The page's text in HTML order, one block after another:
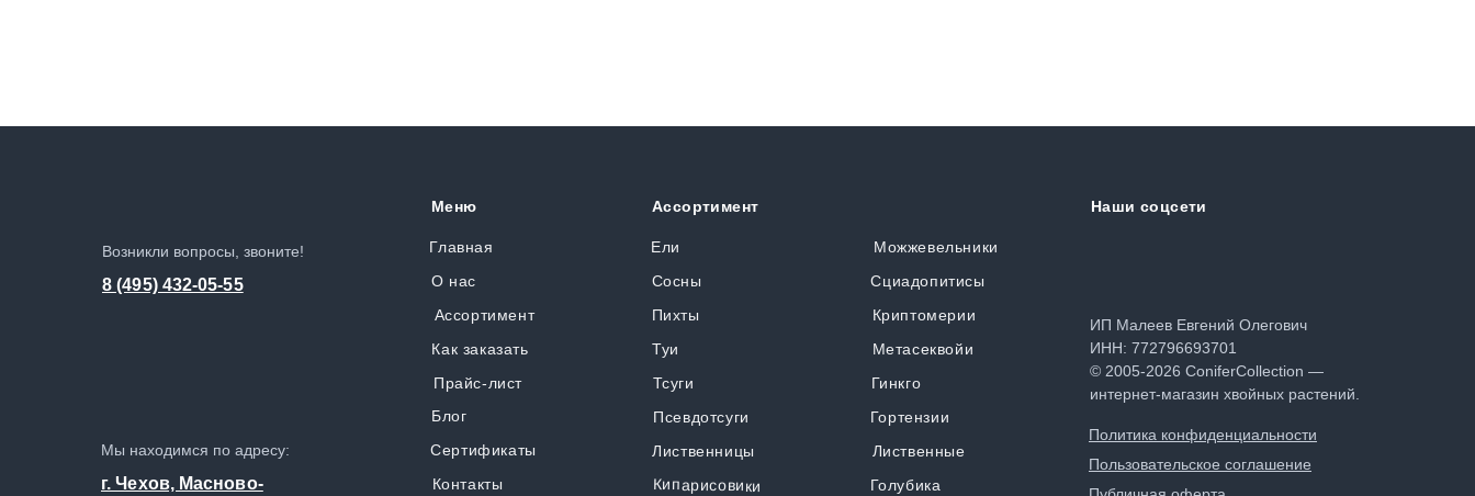
Возникли вопросы, звоните!
8 (495) 432-05-55
Мы находимся по адресу:
г. Чехов, Масново-
Главная
Меню
О нас
Ассортимент
Как заказать
Прайс-лист
Контакты
Ели
Ассортимент
Сосны
Пихты
Туи
Тсуги
Псевдотсуги
Лиственницы
Кипарисовики
Можжевельники
Сциадопитисы
Криптомерии
Метасеквойи
Гинкго
Гортензии
Лиственные
Наши соцсети
ИП Малеев Евгений Олегович
ИНН: 772796693701
© 2005-2026 ConiferCollection —
интернет-магазин хвойных растений.
Политика конфиденциальности
Пользовательское соглашение
Блог
Сертификаты
Голубика